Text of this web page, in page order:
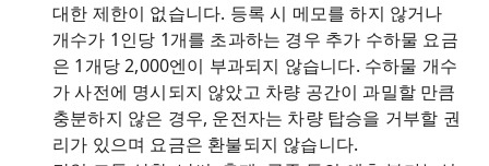
대한 제한이 없습니다. 등록 시 메모를 하지 않거나
개수가 1인당 1개를 초과하는 경우 추가 수하물 요금
은 1개당 2,000엔이 부과되지 않습니다. 수하물 개수
가 사전에 명시되지 않았고 차량 공간이 과밀할 만큼
충분하지 않은 경우, 운전자는 차량 탑승을 거부할 권
리가 있으며 요금은 환불되지 않습니다.